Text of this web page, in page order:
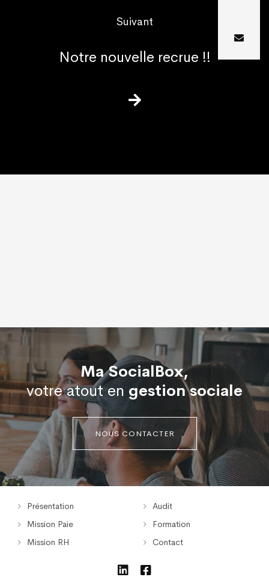
Suivant
Notre nouvelle recrue !!
Ma SocialBox,
votre atout en gestion sociale
NOUS CONTACTER
Présentation
Mission Paie
Mission RH
Audit
Formation
Contact